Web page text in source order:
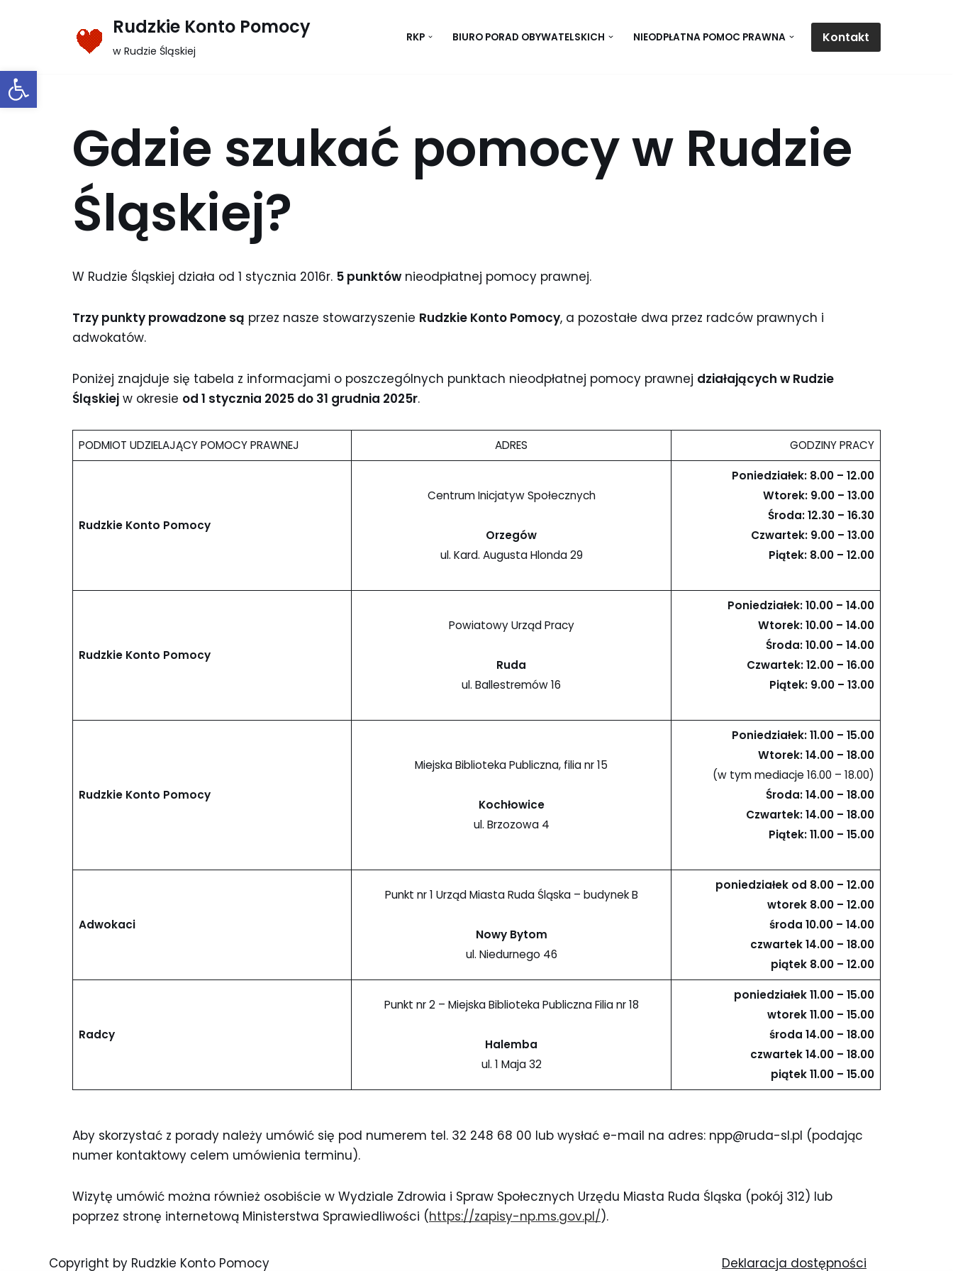
Otwórz pasek narzędzi
treści
Rudzkie Konto Pomocy
w Rudzie Śląskiej
RKP BIURO PORAD OBYWATELSKICH NIEODPŁATNA POMOC PRAWNA Kontakt
Gdzie szukać pomocy w Rudzie
Śląskiej?
W Rudzie Śląskiej działa od 1 stycznia 2016r. 5 punktów nieodpłatnej pomocy prawnej.
Trzy punkty prowadzone są przez nasze stowarzyszenie Rudzkie Konto Pomocy, a pozostałe dwa przez radców prawnych i
adwokatów.
Poniżej znajduje się tabela z informacjami o poszczególnych punktach nieodpłatnej pomocy prawnej działających w Rudzie
Śląskiej w okresie od 1 stycznia 2025 do 31 grudnia 2025r.
PODMIOT UDZIELAJĄCY POMOCY PRAWNEJ ADRES GODZINY PRACY
Rudzkie Konto Pomocy
Centrum Inicjatyw Społecznych
Orzegów
ul. Kard. Augusta Hlonda 29
Poniedziałek: 8.00 – 12.00
Wtorek: 9.00 – 13.00
Środa: 12.30 – 16.30
Czwartek: 9.00 – 13.00
Piątek: 8.00 – 12.00
Rudzkie Konto Pomocy
Powiatowy Urząd Pracy
Ruda
ul. Ballestremów 16
Poniedziałek: 10.00 – 14.00
Wtorek: 10.00 – 14.00
Środa: 10.00 – 14.00
Czwartek: 12.00 – 16.00
Piątek: 9.00 – 13.00
Rudzkie Konto Pomocy
Miejska Biblioteka Publiczna, filia nr 15
Kochłowice
ul. Brzozowa 4
Poniedziałek: 11.00 – 15.00
Wtorek: 14.00 – 18.00
(w tym mediacje 16.00 – 18.00)
Środa: 14.00 – 18.00
Czwartek: 14.00 – 18.00
Piątek: 11.00 – 15.00
Adwokaci
Punkt nr 1 Urząd Miasta Ruda Śląska – budynek B
Nowy Bytom
ul. Niedurnego 46
poniedziałek od 8.00 – 12.00
wtorek 8.00 – 12.00
środa 10.00 – 14.00
czwartek 14.00 – 18.00
piątek 8.00 – 12.00
Radcy
Punkt nr 2 – Miejska Biblioteka Publiczna Filia nr 18
Halemba
ul. 1 Maja 32
poniedziałek 11.00 – 15.00
wtorek 11.00 – 15.00
środa 14.00 – 18.00
czwartek 14.00 – 18.00
piątek 11.00 – 15.00
Aby skorzystać z porady należy umówić się pod numerem tel. 32 248 68 00 lub wysłać e-mail na adres: npp@ruda-sl.pl (podając
numer kontaktowy celem umówienia terminu).
Wizytę umówić można również osobiście w Wydziale Zdrowia i Spraw Społecznych Urzędu Miasta Ruda Śląska (pokój 312) lub
poprzez stronę internetową Ministerstwa Sprawiedliwości (https://zapisy-np.ms.gov.pl/).
Copyright by Rudzkie Konto Pomocy Deklaracja dostępności